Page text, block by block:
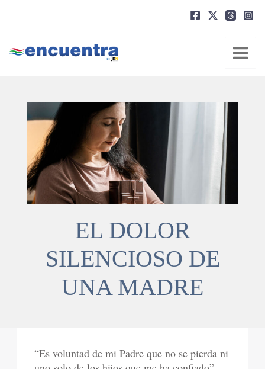
EL DOLOR
SILENCIOSO DE
UNA MADRE
“Es voluntad de mi Padre que no se pierda ni